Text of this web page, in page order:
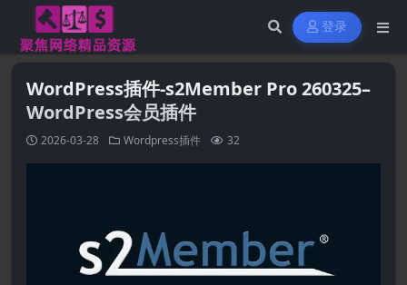
登录
WordPress插件-s2Member Pro 260325–
WordPress会员插件
2026-03-28 Wordpress插件 32